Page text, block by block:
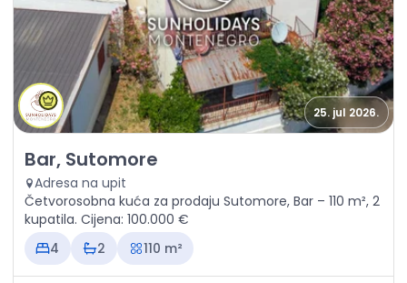
25. jul 2026.
Prodaja - Kuća Bar, Sutomore
Bar, Sutomore
Adresa na upit
Četvorosobna kuća za prodaju Sutomore, Bar – 110 m², 2
kupatila. Cijena: 100.000 €
4
2 110 m²